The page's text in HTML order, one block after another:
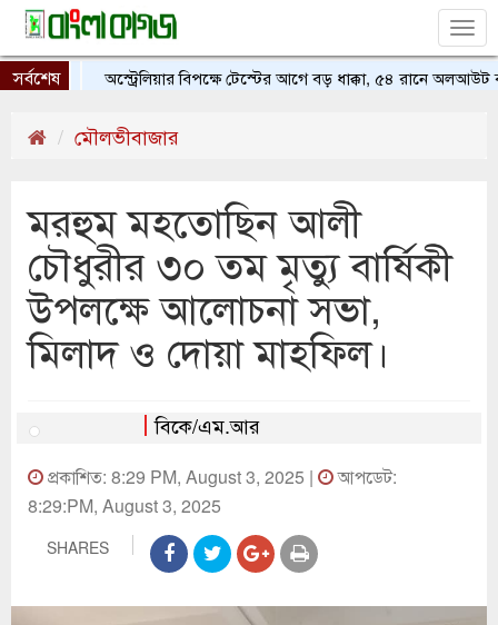
সর্বশেষ অস্ট্রেলিয়ার বিপক্ষে টেস্টের আগে বড় ধাক্কা, ৫৪ রানে অলআউট
মৌলভীবাজার
মরহুম মহতোছিন আলী
চৌধুরীর ৩০ তম মৃত্যু বার্ষিকী
উপলক্ষে আলোচনা সভা,
মিলাদ ও দোয়া মাহফিল।
বিকে/এম.আর
প্রকাশিত: 8:29 PM, August 3, 2025 |
আপডেট:
8:29:PM, August 3, 2025
SHARES